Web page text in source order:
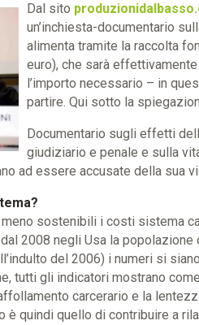
Dal sito
un’inchiesta-documentario
alimenta tramite la raccolta
euro), che sarà
l’importo necessario – in
partire. Qui sotto la
Documentario sugli effetti
giudiziario e penale e sulla
ad essere accusate della sua
sostenibili i costi sistema
2008 negli Usa la
del 2006) i numeri si
tutti gli indicatori mostrano
carcerario e la
è quindi quello di contribuire a